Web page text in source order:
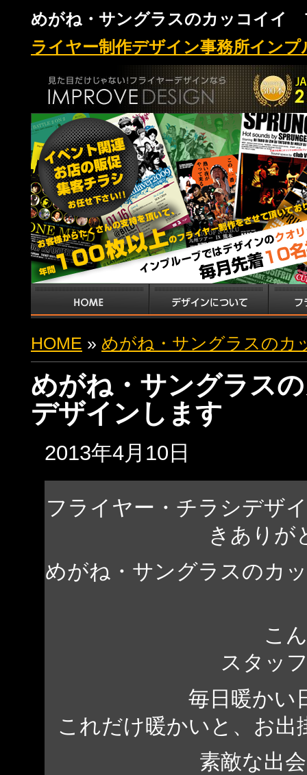
めがね・サングラスのカッコイイ
ライヤー制作デザイン事務所イン
HOME » めがね・サングラスの
めがね・サングラス
デザインします
2013年4月10日
フライヤー・チラシデザ
きありが
めがね・サングラスのカ
こ
スタッ
毎日暖かい
これだけ暖かいと、お
素敵な出